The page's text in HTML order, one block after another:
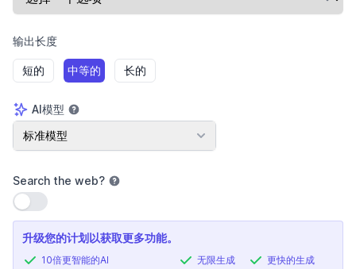
输出长度
短的 中等的 长的
AI模型
AI模型
标准模型
Search the web?
使用设置
升级您的计划以获取更多功能。
10倍更智能的AI
无限生成 更快的生成